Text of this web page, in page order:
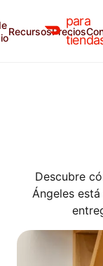
para
RecursosPrecios
Descubre
Ángeles